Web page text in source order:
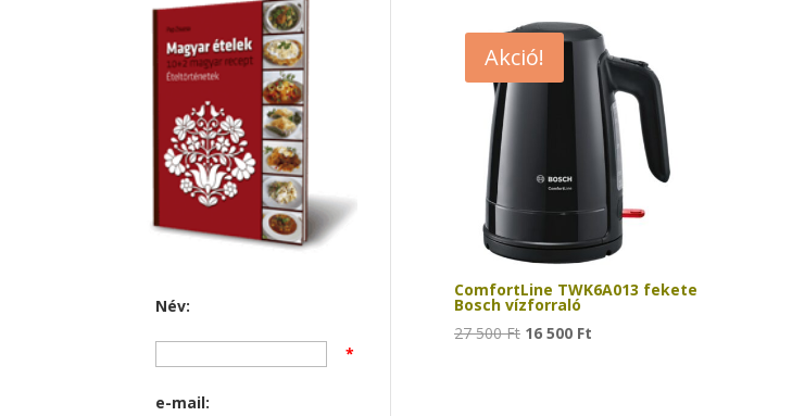
Akció!
ComfortLine TWK6A013 fekete
Bosch vízforraló
27 500Ft Original
16 500 FtCurrent
Név:
*
e-mail: